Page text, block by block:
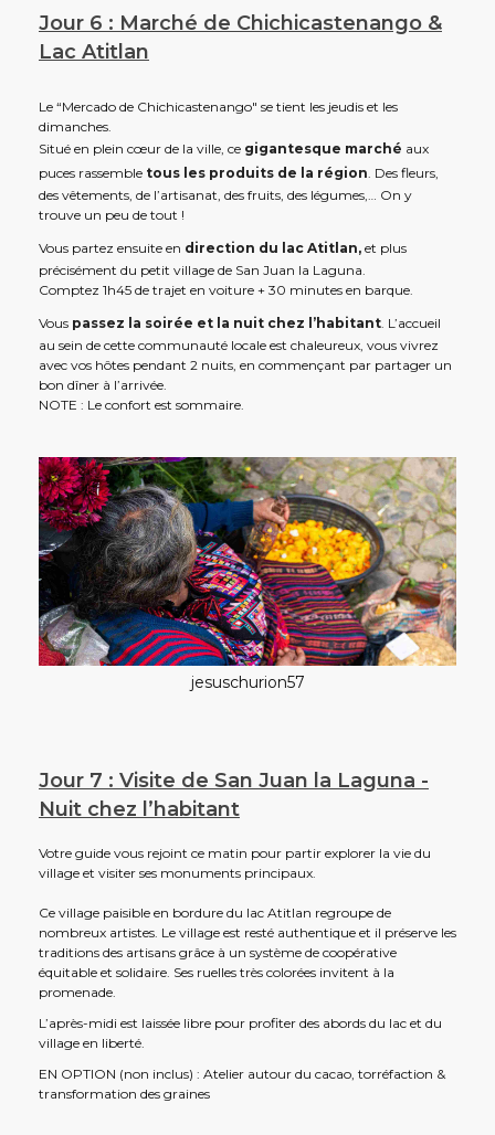
Jour 6 : Marché de Chichicastenango &
Lac Atitlan
Le “Mercado de Chichicastenango" se tient les jeudis et les
dimanches.
Situé en plein cœur de la ville, ce gigantesque marché aux
puces rassemble tous les produits de la région. Des fleurs,
des vêtements, de l’artisanat, des fruits, des légumes,… On y
trouve un peu de tout !
Vous partez ensuite en direction du lac Atitlan, et plus
précisément du petit village de San Juan la Laguna.
Comptez 1h45 de trajet en voiture + 30 minutes en barque.
Vous passez la soirée et la nuit chez l’habitant. L’accueil
au sein de cette communauté locale est chaleureux, vous vivrez
avec vos hôtes pendant 2 nuits, en commençant par partager un
bon dîner à l’arrivée.
NOTE : Le confort est sommaire.
jesuschurion57
Jour 7 : Visite de San Juan la Laguna -
Nuit chez l’habitant
Votre guide vous rejoint ce matin pour partir explorer la vie du
village et visiter ses monuments principaux.
Ce village paisible en bordure du lac Atitlan regroupe de
nombreux artistes. Le village est resté authentique et il préserve les
traditions des artisans grâce à un système de coopérative
équitable et solidaire. Ses ruelles très colorées invitent à la
promenade.
L’après-midi est laissée libre pour profiter des abords du lac et du
village en liberté.
EN OPTION (non inclus) : Atelier autour du cacao, torréfaction &
transformation des graines